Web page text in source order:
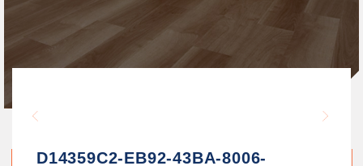
/home/newerakk/
D14359C2-EB92-43BA-8006-